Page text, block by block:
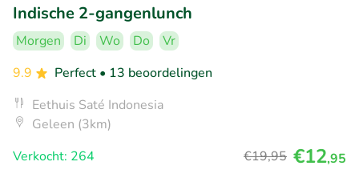
Indische 2-gangenlunch
Morgen Di Wo Do
Vr
9.9
Perfect • 13 beoordelingen
Eethuis Saté Indonesia
Geleen (3km)
Verkocht: 264
€19,95 €12,95